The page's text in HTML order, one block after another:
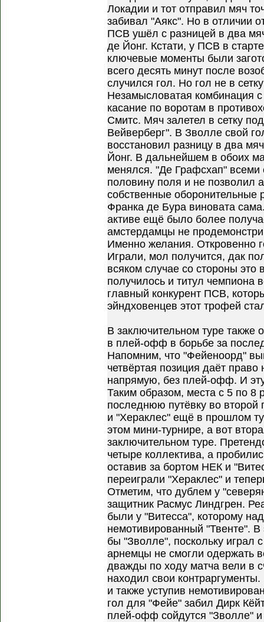
Локадии и тот отправил мяч
забивал "Аякс". Но в отличии
ПСВ ушёл с разницей в два
де Йонг. Кстати, у ПСВ в
ключевые моменты были
всего десять минут после
случился гол. Но гол не в
Незамысловатая комбинация
касание по воротам в
Смитс. Мяч залетел в сетку
Вейверберг". В Зволле свой
восстановил разницу в два
Йонг. В дальнейшем в обоих
менялся. "Де Графсхап"
половину поля и не позволил
собственные оборонительные
Франка де Бура виновата
активе ещё было более
амстердамцы не
Именно желания. Откровенно
Играли, мол получится, дак
всяком случае со стороны
получилось и титул чемпиона
главный конкурент ПСВ,
эйндховенцев этот трофей
В заключительном туре также
в плей-офф в борьбе за
Напомним, что "Фейеноорд"
четвёртая позиция даёт
напрямую, без плей-офф. И
Таким образом, места с 5 по 8
последнюю путёвку во второй
и "Хераклес" ещё в прошлом
этом мини-турнире, а вот
заключительном туре.
четыре коллектива, а
оставив за бортом НЕК и
переиграли "Хераклес" и
Отметим, что дублем у
защитник Расмус Линдгрен.
были у "Витесса", которому
немотивированный "Твенте". В
бы "Зволле", поскольку играл
арнемцы не смогли одержать
дважды по ходу матча вели в
находил свои
и также уступив
гол для "Фейе" забил Дирк
плей-офф сойдутся "Зволле" и